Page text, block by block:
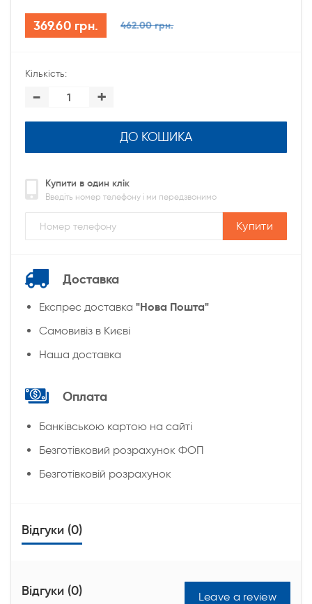
369.60 грн. 462.00 грн.
Кількість:
- +
ДО КОШИКА
Купити в один клік
Введіть номер телефону і ми передзвонимо
Купити
Доставка
Експрес доставка "Нова Пошта"
Cамовивіз в Києві
Наша доставка
Оплата
Банківською картою на сайті
Безготівковий розрахунок ФОП
Безготівковій розрахунок
Відгуки (0)
Відгуки (0) Leave a review